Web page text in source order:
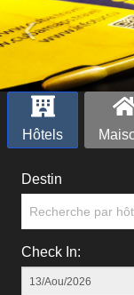
‹
Hôtels
Destin
Recherche par
Check In: